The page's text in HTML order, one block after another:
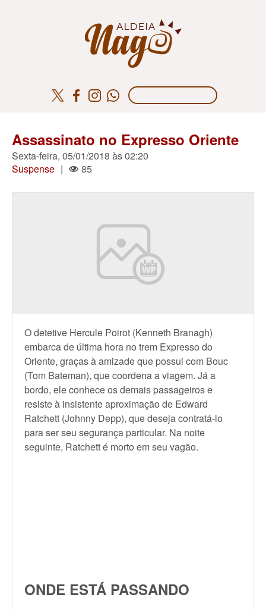
Assassinato no Expresso Oriente
Sexta-feira, 05/01/2018 às 02:20
Suspense | 85
O detetive Hercule Poirot (Kenneth Branagh)
embarca de última hora no trem Expresso do
Oriente, graças à amizade que possui com Bouc
(Tom Bateman), que coordena a viagem. Já a
bordo, ele conhece os demais passageiros e
resiste à insistente aproximação de Edward
Ratchett (Johnny Depp), que deseja contratá-lo
para ser seu segurança particular. Na noite
seguinte, Ratchett é morto em seu vagão.
ONDE ESTÁ PASSANDO